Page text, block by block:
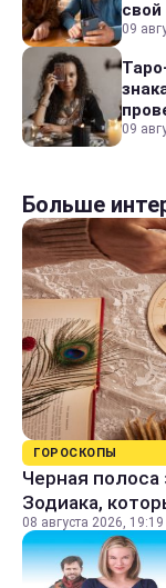
09
09
Больше
ГОРОСКОПЫ
Черная полоса
Зодиака,
08 августа 2026, 19:19